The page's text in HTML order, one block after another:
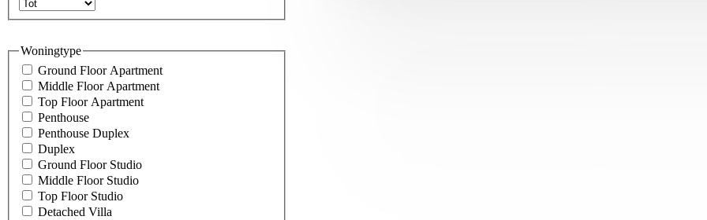
Woningtype
Ground Floor Apartment
Middle Floor Apartment
Top Floor Apartment
Penthouse
Penthouse Duplex
Duplex
Ground Floor Studio
Middle Floor Studio
Top Floor Studio
Detached Villa